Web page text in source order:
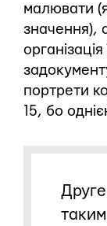
малювати
значення),
портрети
15, бо